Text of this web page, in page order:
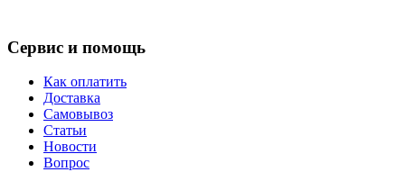
Сервис и помощь
Как оплатить
Доставка
Самовывоз
Статьи
Новости
Вопрос